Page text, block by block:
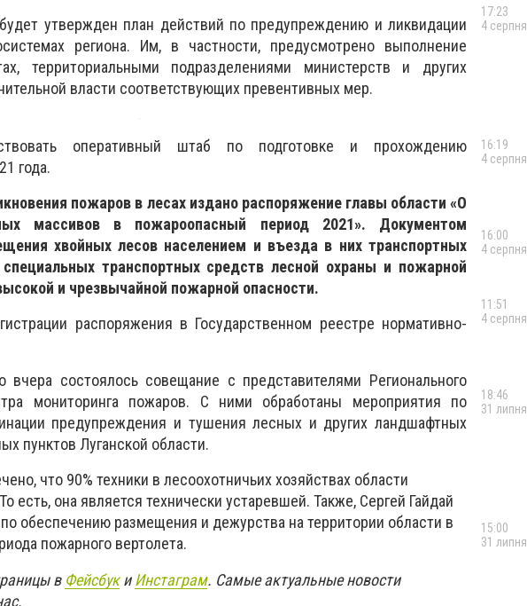
утвержден план действий по предупреждению и ликвидации
региона. Им, в частности, предусмотрено выполнение
территориальными подразделениями министерств и других
власти соответствующих превентивных мер.
оперативный штаб по подготовке и прохождению
года.
пожаров в лесах издано распоряжение главы области «О
массивов в пожароопасный период 2021». Документом
хвойных лесов населением и въезда в них транспортных
транспортных средств лесной охраны и пожарной
и чрезвычайной пожарной опасности.
распоряжения в Государственном реестре нормативно-
вчера состоялось совещание с представителями Регионального
мониторинга пожаров. С ними обработаны мероприятия по
предупреждения и тушения лесных и других ландшафтных
пунктов Луганской области.
что 90% техники в лесоохотничьих хозяйствах области
есть, она является технически устаревшей. Также, Сергей Гайдай
обеспечению размещения и дежурства на территории области в
пожарного вертолета.
в ФейсбукиИнстаграм. Самые актуальные новости
17:23
4 серпня
16:19
4 серпня
16:00
4 серпня
11:51
4 серпня
18:46
31 липня
15:00
31 липня